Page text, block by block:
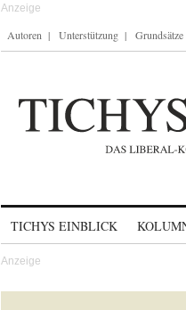
Autoren Unterstützung Grundsätze
TICHYS EINBLICK